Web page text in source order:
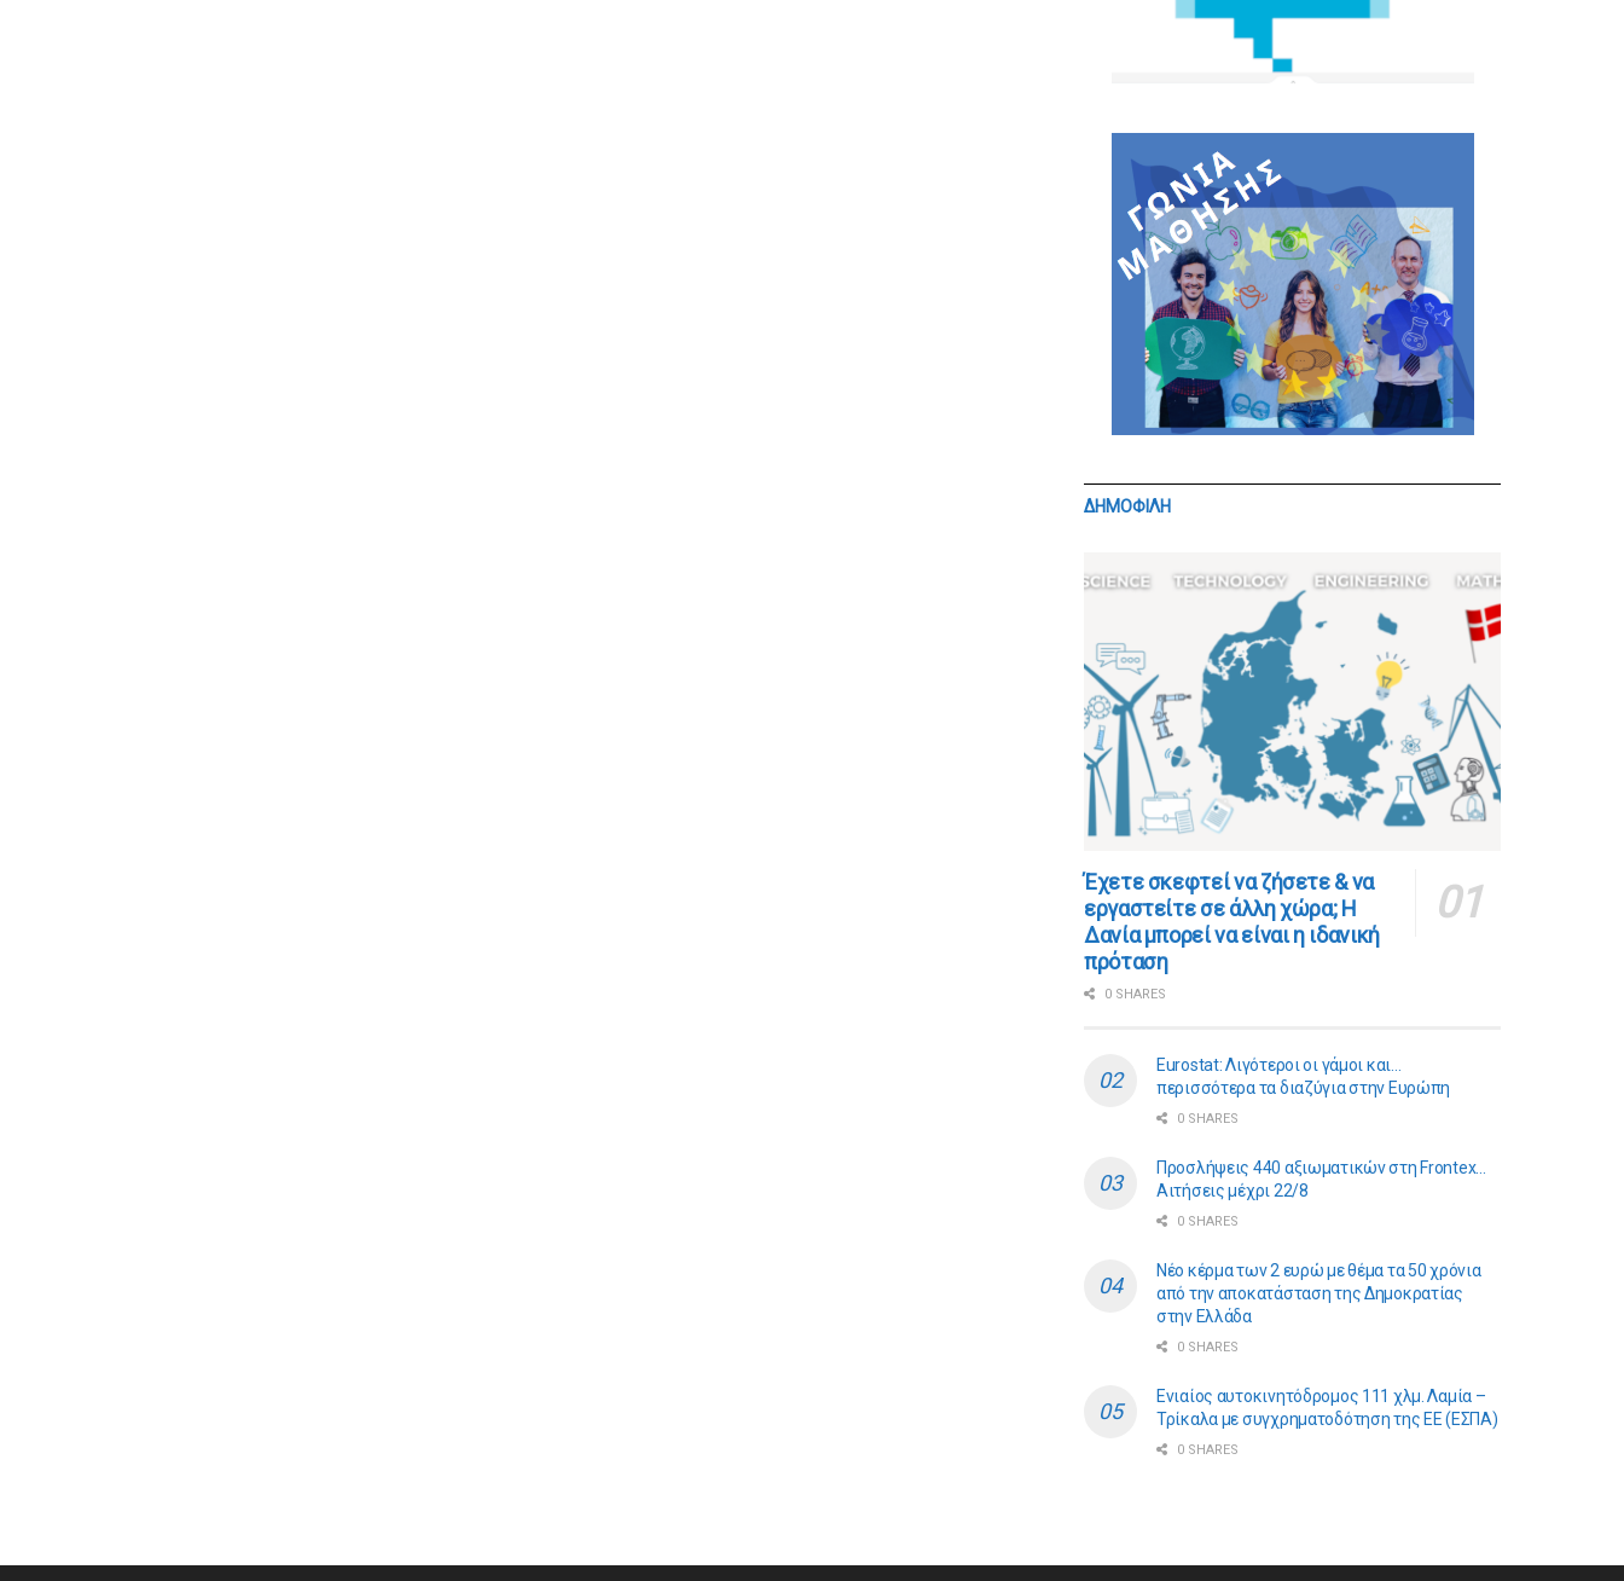
ΔΗΜΟΦΙΛΗ
​​Έχετε σκεφτεί να ζήσετε & να
εργαστείτε σε άλλη χώρα; Η
Δανία μπορεί να είναι η ιδανική
πρόταση
0 SHARES
Eurostat: Λιγότεροι οι γάμοι και…
περισσότερα τα διαζύγια στην Ευρώπη
0 SHARES
Προσλήψεις 440 αξιωματικών στη Frontex…
Αιτήσεις μέχρι 22/8
0 SHARES
Νέο κέρμα των 2 ευρώ με θέμα τα 50 χρόνια
από την αποκατάσταση της Δημοκρατίας
στην Ελλάδα
0 SHARES
Ενιαίος αυτοκινητόδρομος 111 χλμ. Λαμία –
Τρίκαλα με συγχρηματοδότηση της ΕE (ΕΣΠΑ)
0 SHARES